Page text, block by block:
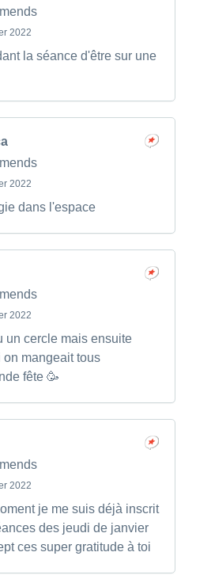
2022
la séance d'être sur une
2022
dans l'espace
2022
un cercle mais ensuite
on mangeait tous
fête 🥳
2022
je me suis déjà inscrit
des jeudi de janvier
ces super gratitude à toi